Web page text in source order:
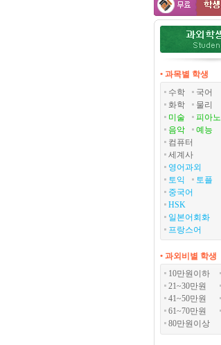
• 과목별 학생
수학
국어
화학
물리
미술
피아노
음악
예능
컴퓨터
세계사
영어과외
토익
토플
중국어
HSK
일본어회화
프랑스어
• 과외비별 학생
10만원이하
21~30만원
41~50만원
61~70만원
80만원이상